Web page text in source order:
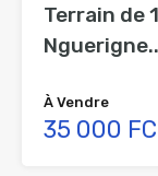
Terrain de
À Vendre
35 000